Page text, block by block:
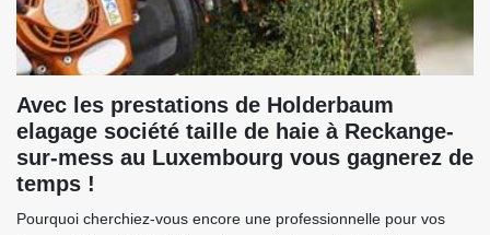
Avec les prestations de Holderbaum
elagage société taille de haie à Reckange-
sur-mess au Luxembourg vous gagnerez de
temps !
Pourquoi cherchiez-vous encore une professionnelle pour vos